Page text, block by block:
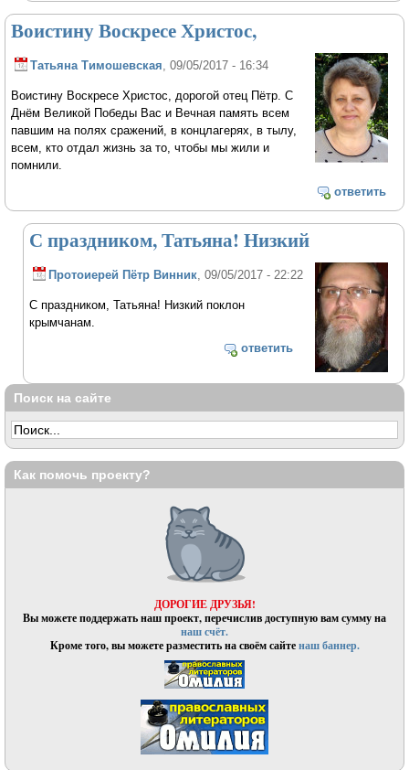
Воистину Воскресе Христос,
Татьяна Тимошевская, 09/05/2017 - 16:34
Воистину Воскресе Христос, дорогой отец Пётр. С
Днём Великой Победы Вас и Вечная память всем
павшим на полях сражений, в концлагерях, в тылу,
всем, кто отдал жизнь за то, чтобы мы жили и
помнили.
ответить
С праздником, Татьяна! Низкий
Протоиерей Пётр Винник , 09/05/2017 - 22:22
С праздником, Татьяна! Низкий поклон
крымчанам.
ответить
Поиск на сайте
Как помочь проекту?
ДОРОГИЕ ДРУЗЬЯ!
Вы можете поддержать наш проект, перечислив доступную вам сумму на
наш счёт.
Кроме того, вы можете разместить на своём сайтенаш баннер.